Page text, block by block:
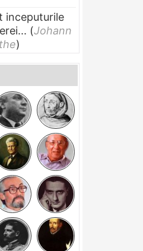
inceputurile
(Johann
)